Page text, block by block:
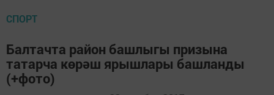
СПОРТ
Балтачта район башлыгы призына
татарча көрәш ярышлары башланды
(+фото)